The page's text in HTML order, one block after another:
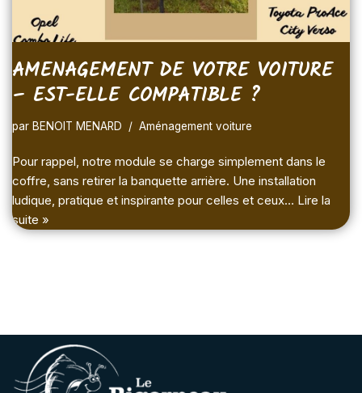
AMENAGEMENT DE VOTRE VOITURE
– EST-ELLE COMPATIBLE ?
par BENOIT MENARD Aménagement voiture
Pour rappel, notre module se charge simplement dans le
coffre, sans retirer la banquette arrière. Une installation
ludique, pratique et inspirante pour celles et ceux… Lire la
suite »